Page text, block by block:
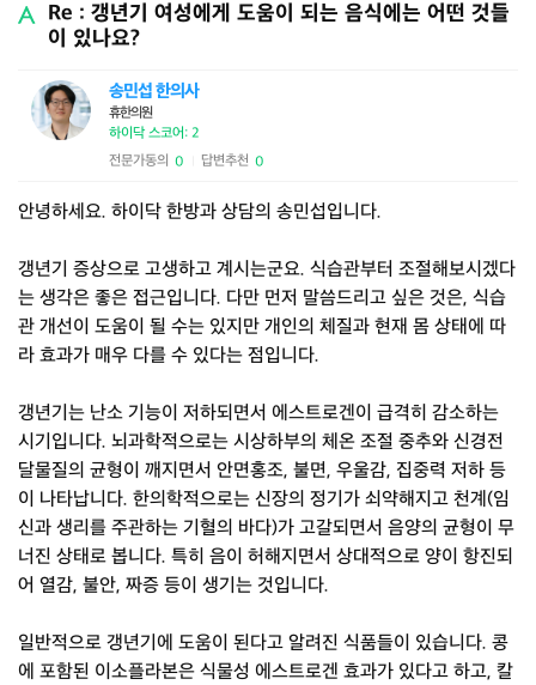
Re : 갱년기 여성에게 도움이 되는 음식에는 어떤 것들
이 있나요?
송민섭 한의사
휴한의원
하이닥 스코어: 2
전문가동의 0 답변추천 0
안녕하세요. 하이닥 한방과 상담의 송민섭입니다.
갱년기 증상으로 고생하고 계시는군요. 식습관부터 조절해보시겠다
는 생각은 좋은 접근입니다. 다만 먼저 말씀드리고 싶은 것은, 식습
관 개선이 도움이 될 수는 있지만 개인의 체질과 현재 몸 상태에 따
라 효과가 매우 다를 수 있다는 점입니다.
갱년기는 난소 기능이 저하되면서 에스트로겐이 급격히 감소하는
시기입니다. 뇌과학적으로는 시상하부의 체온 조절 중추와 신경전
달물질의 균형이 깨지면서 안면홍조, 불면, 우울감, 집중력 저하 등
이 나타납니다. 한의학적으로는 신장의 정기가 쇠약해지고 천계(임
신과 생리를 주관하는 기혈의 바다)가 고갈되면서 음양의 균형이 무
너진 상태로 봅니다. 특히 음이 허해지면서 상대적으로 양이 항진되
어 열감, 불안, 짜증 등이 생기는 것입니다.
일반적으로 갱년기에 도움이 된다고 알려진 식품들이 있습니다. 콩
에 포함된 이소플라본은 식물성 에스트로겐 효과가 있다고 하고, 칼